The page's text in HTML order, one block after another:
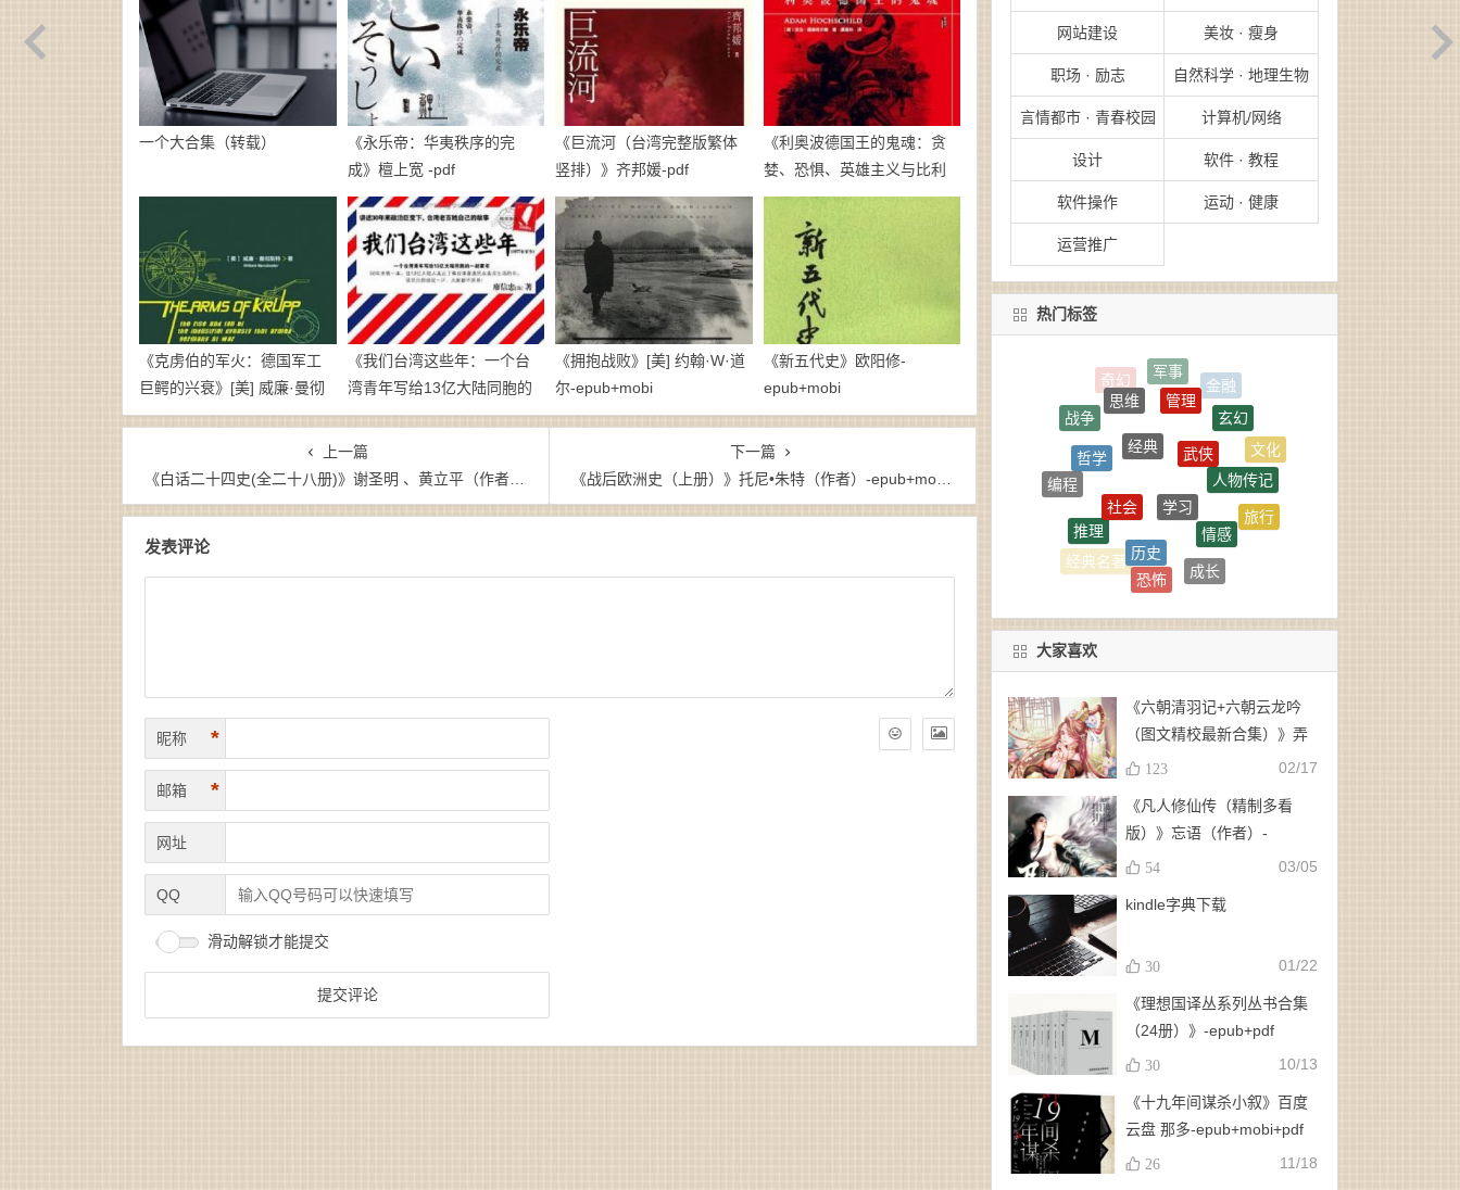
一个大合集（转载）
《永乐帝：华夷秩序的完
成》檀上宽 -pdf
《巨流河（台湾完整版繁体
竖排）》齐邦媛-pdf
《利奥波德国王的鬼魂：贪
婪、恐惧、英雄主义与比利
时的非洲殖民地》亚当·霍赫
希尔德-pdf
《克虏伯的军火：德国军工
巨鳄的兴衰》[美] 威廉·曼彻
斯特-pdf
《我们台湾这些年：一个台
湾青年写给13亿大陆同胞的
一封家书》廖信忠-
epub+mobi
《拥抱战败》[美] 约翰·W·道
尔-epub+mobi
《新五代史》欧阳修-
epub+mobi
上一篇
《白话二十四史(全二十八册)》谢圣明 、黄立平（作者）-epub+mobi
下一篇
《战后欧洲史（上册）》托尼•朱特（作者）-epub+mobi+azw3
发表评论
昵称 *
邮箱 *
网址
QQ
滑动解锁才能提交
网站建设 美妆 · 瘦身
职场 · 励志 自然科学 · 地理生物
言情都市 · 青春校园 计算机/网络
设计 软件 · 教程
软件操作 运动 · 健康
运营推广
热门标签
战争
思维
管理
玄幻
文化
国学
编程
哲学
经典
武侠
人物传记
旅行
社科
生活
惊悚
经典名著
社会 学习
成长
恐怖
历史
大家喜欢
《六朝清羽记+六朝云龙吟
（图文精校最新合集）》弄
玉、龙璇（作者）-
123 02/17
《凡人修仙传（精制多看
版）》忘语（作者）-
epub+mobi
54 03/05
kindle字典下载
30 01/22
《理想国译丛系列丛书合集
（24册）》-epub+pdf
30 10/13
《十九年间谋杀小叙》百度
云盘 那多-epub+mobi+pdf
26 11/18